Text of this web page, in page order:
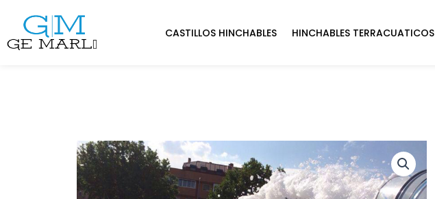
CASTILLOS HINCHABLES HINCHABLES TERRACUATICOS